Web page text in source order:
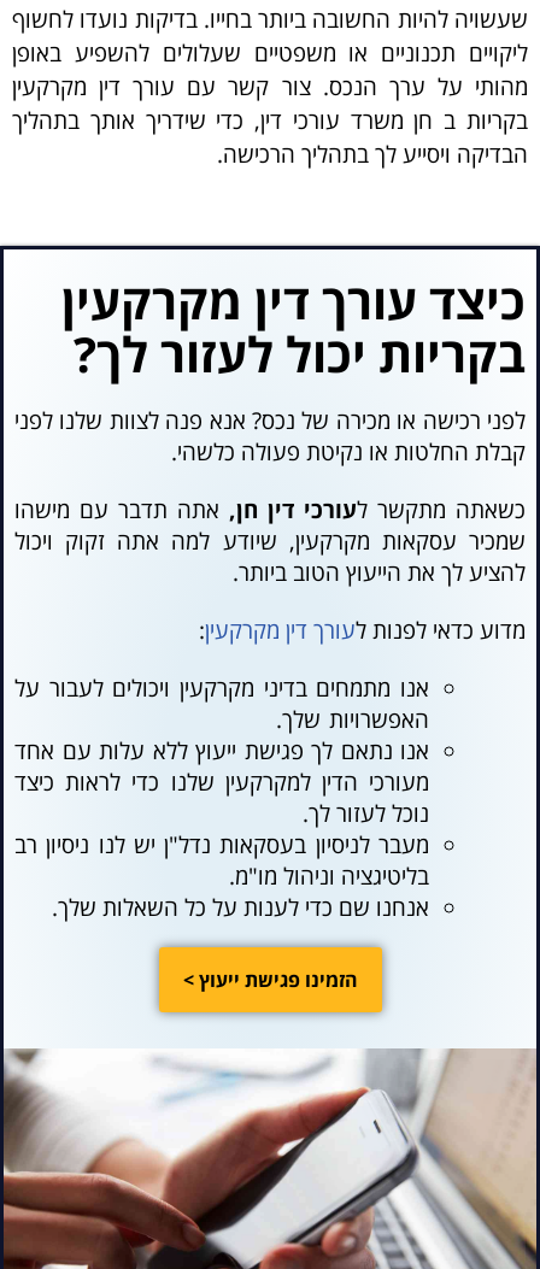
שעשויה להיות החשובה ביותר בחייו. בדיקות נועדו לחשוף
ליקויים תכנוניים או משפטיים שעלולים להשפיע באופן
מהותי על ערך הנכס. צור קשר עם עורך דין מקרקעין
בקריות ב חן משרד עורכי דין, כדי שידריך אותך בתהליך
הבדיקה ויסייע לך בתהליך הרכישה.
כיצד עורך דין מקרקעין
בקריות יכול לעזור לך?
לפני רכישה או מכירה של נכס? אנא פנה לצוות שלנו לפני
קבלת החלטות או נקיטת פעולה כלשהי.
כשאתה מתקשר לעורכי דין חן, אתה תדבר עם מישהו
שמכיר עסקאות מקרקעין, שיודע למה אתה זקוק ויכול
להציע לך את הייעוץ הטוב ביותר.
מדוע כדאי לפנות לעורך דין מקרקעין:
אנו מתמחים בדיני מקרקעין ויכולים לעבור על
האפשרויות שלך.
אנו נתאם לך פגישת ייעוץ ללא עלות עם אחד
מעורכי הדין למקרקעין שלנו כדי לראות כיצד
נוכל לעזור לך.
מעבר לניסיון בעסקאות נדל"ן יש לנו ניסיון רב
בליטיגציה וניהול מו"מ.
אנחנו שם כדי לענות על כל השאלות שלך.
הזמינו פגישת ייעוץ >